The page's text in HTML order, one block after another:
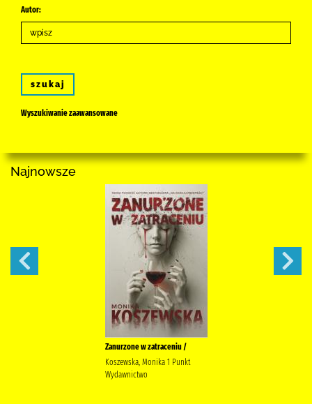
Autor:
szukaj
Wyszukiwanie zaawansowane
Najnowsze
Zanurzone w zatraceniu /
Koszewska, Monika 1 Punkt
Wydawnictwo